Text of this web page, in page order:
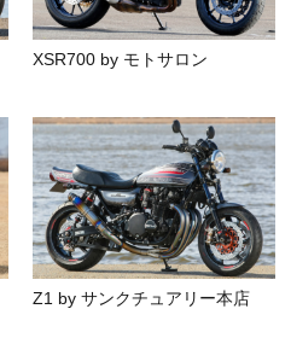
XSR700 by モトサロン
Z1 by サンクチュアリー本店